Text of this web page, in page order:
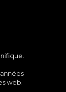
web.